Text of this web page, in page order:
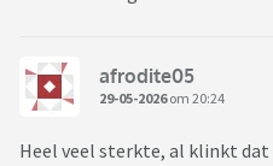
afrodite05
29-05-2026om 20:24
Heel veel sterkte, al klinkt dat